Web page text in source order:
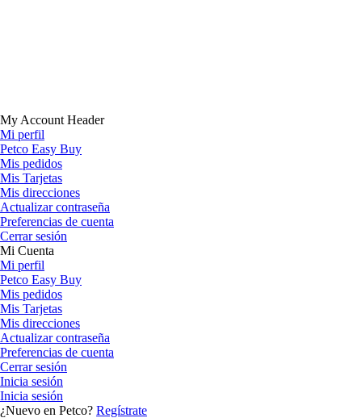
My Account Header
Mi perfil
Petco Easy Buy
Mis pedidos
Mis Tarjetas
Mis direcciones
Actualizar contraseña
Preferencias de cuenta
Cerrar sesión
Mi Cuenta
Mi perfil
Petco Easy Buy
Mis pedidos
Mis Tarjetas
Mis direcciones
Actualizar contraseña
Preferencias de cuenta
Cerrar sesión
Inicia sesión
Inicia sesión
¿Nuevo en Petco? Regístrate